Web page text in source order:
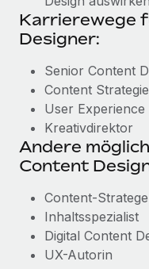
Karrierewege
Designer:
Senior Content
Content
User
Kreativdirektor
Andere
Content
Content-Stratege
Inhaltsspezialist
Digital Content
UX-Autorin